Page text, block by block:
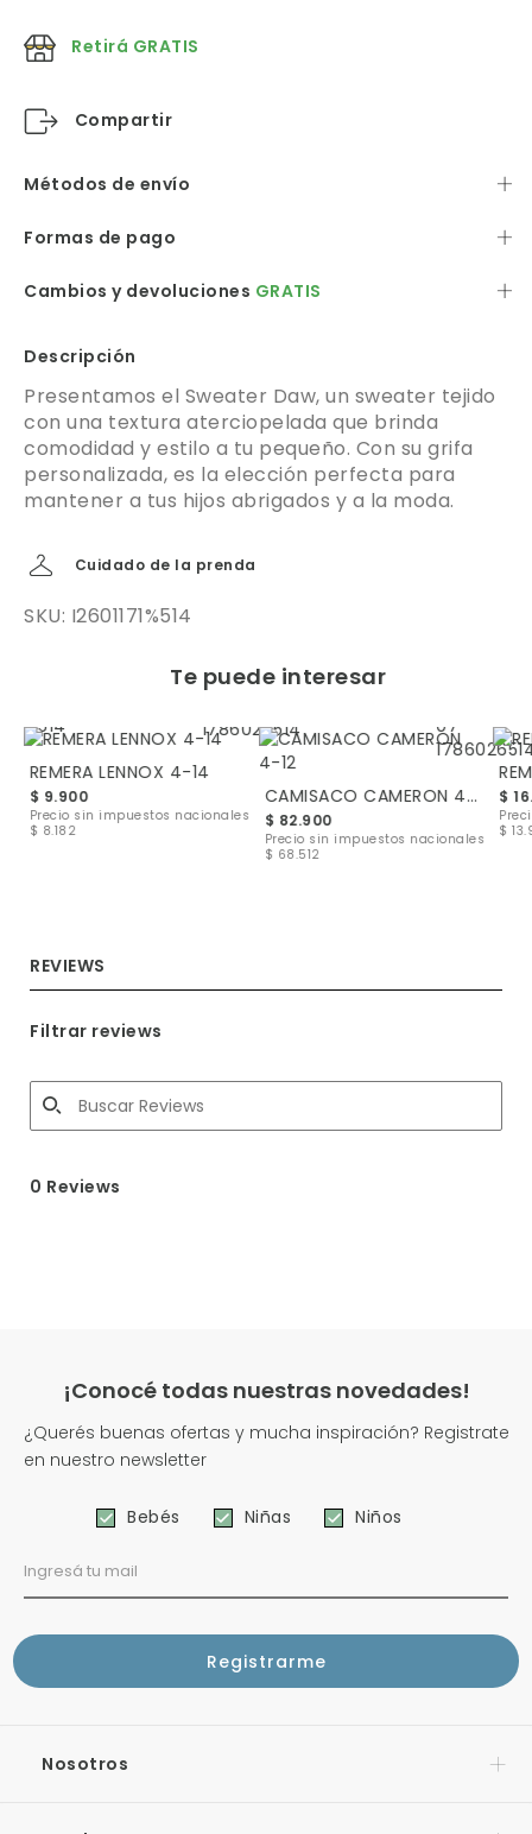
Retirá GRATIS
Compartir
Métodos de envío
Formas de pago
Cambios y devoluciones GRATIS
Descripción
Presentamos el Sweater Daw, un sweater tejido
con una textura aterciopelada que brinda
comodidad y estilo a tu pequeño. Con su grifa
personalizada, es la elección perfecta para
mantener a tus hijos abrigados y a la moda.
Cuidado de la prenda
SKU: I2601171%514
Te puede interesar
REMERA LENNOX 4-14
$ 9.900
Precio sin impuestos nacionales
$ 8.182
CAMISACO CAMERON 4-12
$ 82.900
Precio sin impuestos nacionales
$ 68.512
$
$
REVIEWS
Filtrar reviews
0 Reviews
¡Conocé todas nuestras novedades!
¿Querés buenas ofertas y mucha inspiración? Registrate
en nuestro newsletter
Bebés Niñas Niños
Nosotros